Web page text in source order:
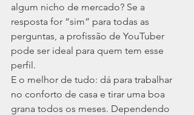
algum nicho de mercado? Se a
resposta for “sim” para todas as
perguntas, a profissão de YouTuber
pode ser ideal para quem tem esse
perfil.
E o melhor de tudo: dá para trabalhar
no conforto de casa e tirar uma boa
grana todos os meses. Dependendo